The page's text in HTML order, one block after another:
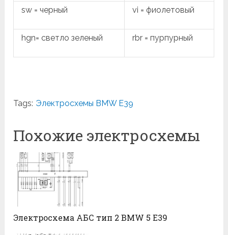
sw = черный vi = фиолетовый
hgn= светло зеленый rbr = пурпурный
Tags: Электросхемы BMW E39
Похожие электросхемы
Электросхема АБС тип 2 BMW 5 E39